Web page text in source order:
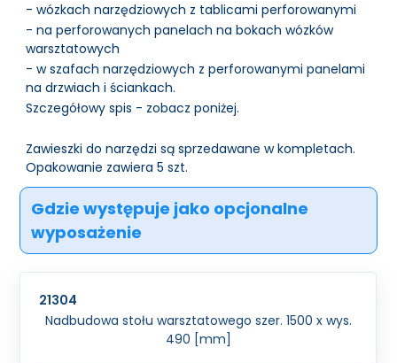
- wózkach narzędziowych z tablicami perforowanymi
- na perforowanych panelach na bokach wózków
warsztatowych
- w szafach narzędziowych z perforowanymi panelami
na drzwiach i ściankach.
Szczegółowy spis - zobacz poniżej.
Zawieszki do narzędzi są sprzedawane w kompletach.
Opakowanie zawiera 5 szt.
Gdzie występuje jako opcjonalne
wyposażenie
21304
Nadbudowa stołu warsztatowego szer. 1500 x wys.
490 [mm]